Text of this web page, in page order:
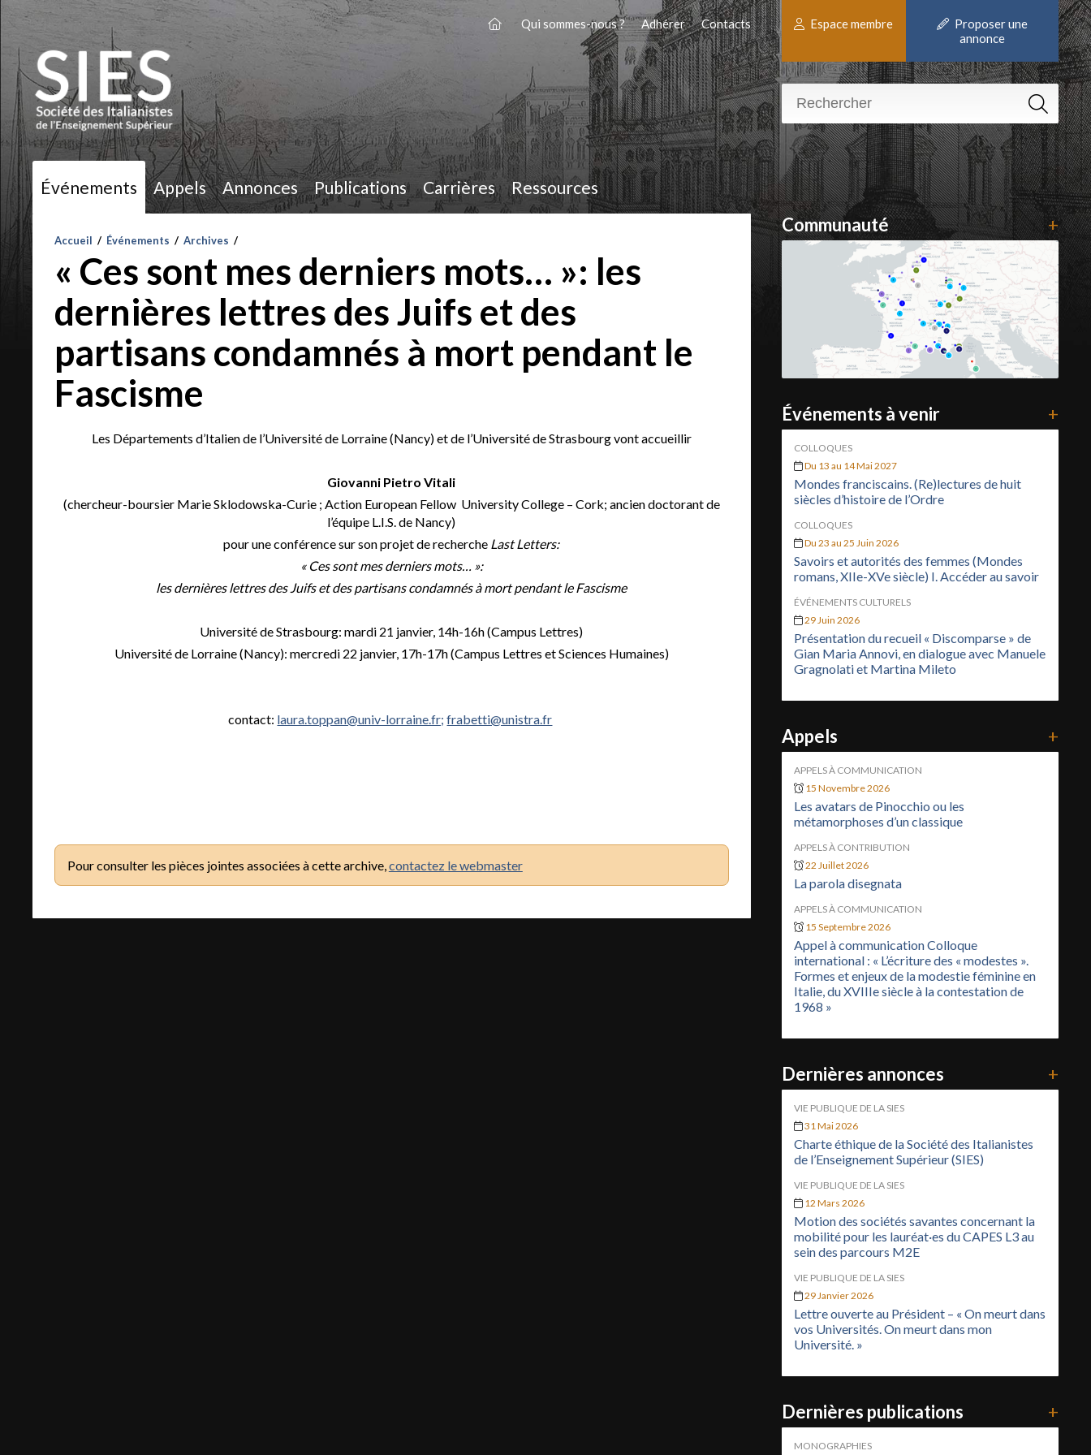
Qui sommes-nous ? Adhérer Contacts
Événements Appels Annonces Publications Carrières Ressources
Espace membre
Proposer une
annonce
Accueil / Événements / Archives /
« Ces sont mes derniers mots… »: les
dernières lettres des Juifs et des
partisans condamnés à mort pendant le
Fascisme
Les Départements d’Italien de l’Université de Lorraine (Nancy) et de l’Université de Strasbourg vont accueillir
Giovanni Pietro Vitali
(chercheur-boursier Marie Sklodowska-Curie ; Action European Fellow University College – Cork; ancien doctorant de
l’équipe L.I.S. de Nancy)
pour une conférence sur son projet de recherche Last Letters:
« Ces sont mes derniers mots… »:
les dernières lettres des Juifs et des partisans condamnés à mort pendant le Fascisme
Université de Strasbourg: mardi 21 janvier, 14h-16h (Campus Lettres)
Université de Lorraine (Nancy): mercredi 22 janvier, 17h-17h (Campus Lettres et Sciences Humaines)
contact: laura.toppan@univ-lorraine.fr; frabetti@unistra.fr
Pour consulter les pièces jointes associées à cette archive, contactez le webmaster
Communauté +
Événements à venir +
COLLOQUES
Du 13 au 14 Mai 2027
Mondes franciscains. (Re)lectures de huit
siècles d’histoire de l’Ordre
COLLOQUES
Du 23 au 25 Juin 2026
Savoirs et autorités des femmes (Mondes
romans, XIIe-XVe siècle) I. Accéder au savoir
ÉVÉNEMENTS CULTURELS
29 Juin 2026
Présentation du recueil « Discomparse » de
Gian Maria Annovi, en dialogue avec Manuele
Gragnolati et Martina Mileto
Appels +
APPELS À COMMUNICATION
15 Novembre 2026
Les avatars de Pinocchio ou les
métamorphoses d’un classique
APPELS À CONTRIBUTION
22 Juillet 2026
La parola disegnata
APPELS À COMMUNICATION
15 Septembre 2026
Appel à communication Colloque
international : « L’écriture des « modestes ».
Formes et enjeux de la modestie féminine en
Italie, du XVIIIe siècle à la contestation de
1968 »
Dernières annonces +
VIE PUBLIQUE DE LA SIES
31 Mai 2026
Charte éthique de la Société des Italianistes
de l’Enseignement Supérieur (SIES)
VIE PUBLIQUE DE LA SIES
12 Mars 2026
Motion des sociétés savantes concernant la
mobilité pour les lauréat·es du CAPES L3 au
sein des parcours M2E
VIE PUBLIQUE DE LA SIES
29 Janvier 2026
Lettre ouverte au Président – « On meurt dans
vos Universités. On meurt dans mon
Université. »
Dernières publications +
MONOGRAPHIES